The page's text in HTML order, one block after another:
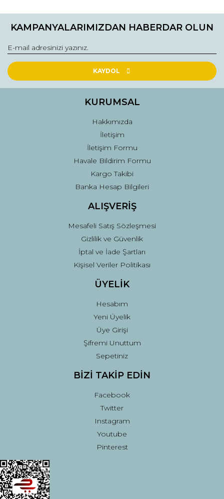
konularda yetersiz gördüğünüz noktaları öneri formunu
Görüş ve önerileriniz için teşekkür ederiz.
Ürün resmi kalitesiz, bozuk veya görüntülenemiyor.
Ürün açıklamasında eksik bilgiler bulunuyor.
Ürün fiyatı diğer sitelerden daha pahalı.
Gönder
KAMPANYALARIMIZDAN HABERDAR OLUN
KAYDOL
KURUMSAL
Hakkımızda
İletişim
İletişim Formu
Havale Bildirim Formu
Kargo Takibi
Banka Hesap Bilgileri
ALIŞVERİŞ
Mesafeli Satış Sözleşmesi
Gizlilik ve Güvenlik
İptal ve İade Şartları
Kişisel Veriler Politikası
ÜYELİK
Hesabım
Yeni Üyelik
Üye Girişi
Şifremi Unuttum
Sepetiniz
BİZİ TAKİP EDİN
Facebook
Twitter
Instagram
Youtube
Pinterest